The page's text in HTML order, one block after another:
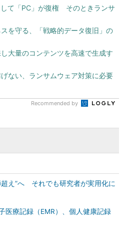
て「PC」が復権 そのときランサ
を守る、「戦略的データ復旧」の
大量のコンテンツを高速で生成す
ない、ランサムウェア対策に必要
Recommended by
え”へ それでも研究者が実用化に
医療記録（EMR）、個人健康記録